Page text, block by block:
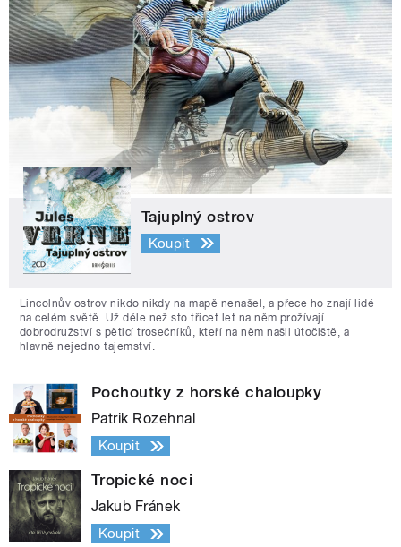
Tajuplný ostrov
Koupit
Lincolnův ostrov nikdo nikdy na mapě nenašel, a přece ho znají lidé
na celém světě. Už déle než sto třicet let na něm prožívají
dobrodružství s pěticí trosečníků, kteří na něm našli útočiště, a
hlavně nejedno tajemství.
Pochoutky z horské chaloupky
Patrik Rozehnal
Koupit
Tropické noci
Jakub Fránek
Koupit